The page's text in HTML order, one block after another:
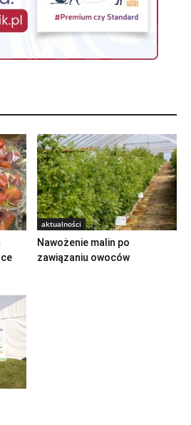
aktualności
Nawożenie malin po
zawiązaniu owoców